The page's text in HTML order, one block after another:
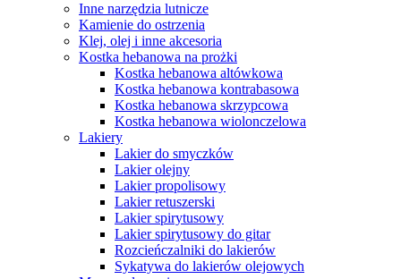
Inne narzędzia lutnicze
Kamienie do ostrzenia
Klej, olej i inne akcesoria
Kostka hebanowa na prożki
Kostka hebanowa altówkowa
Kostka hebanowa kontrabasowa
Kostka hebanowa skrzypcowa
Kostka hebanowa wiolonczelowa
Lakiery
Lakier do smyczków
Lakier olejny
Lakier propolisowy
Lakier retuszerski
Lakier spirytusowy
Lakier spirytusowy do gitar
Rozcieńczalniki do lakierów
Sykatywa do lakierów olejowych